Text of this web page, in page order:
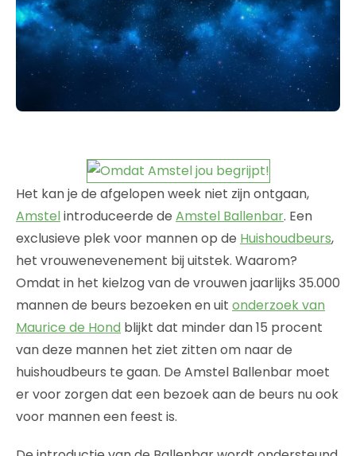
Het kan je de afgelopen week niet zijn ontgaan,
Amstelintroduceerde de Amstel Ballenbar. Een
exclusieve plek voor mannen op de Huishoudbeurs,
het vrouwenevenement bij uitstek. Waarom?
Omdat in het kielzog van de vrouwen jaarlijks 35.000
mannen de beurs bezoeken en uit onderzoek van
Maurice de Hond blijkt dat minder dan 15 procent
van deze mannen het ziet zitten om naar de
huishoudbeurs te gaan. De Amstel Ballenbar moet
er voor zorgen dat een bezoek aan de beurs nu ook
voor mannen een feest is.